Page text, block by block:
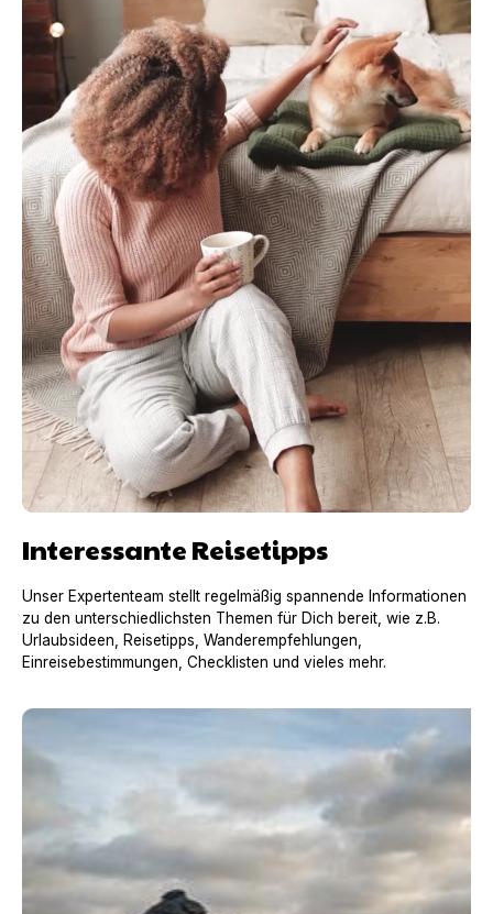
Interessante Reisetipps
Unser Expertenteam stellt regelmäßig spannende Informationen
zu den unterschiedlichsten Themen für Dich bereit, wie z.B.
Urlaubsideen, Reisetipps, Wanderempfehlungen,
Einreisebestimmungen, Checklisten und vieles mehr.
Urlaub mit Hund in Frankreich